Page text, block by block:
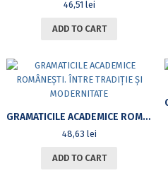
46,51 lei
ADD TO CART
GRAMATICILE ACADEMICE ROMÂNEȘTI. ÎNTRE TRADIȚIE ȘI MODERNITATE
48,63 lei
ADD TO CART